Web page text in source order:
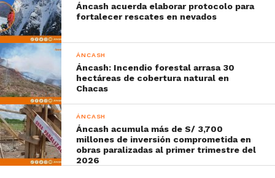
Áncash acuerda elaborar protocolo para
fortalecer rescates en nevados
ÁNCASH
Áncash: Incendio forestal arrasa 30
hectáreas de cobertura natural en
Chacas
ÁNCASH
Áncash acumula más de S/ 3,700
millones de inversión comprometida en
obras paralizadas al primer trimestre del
2026